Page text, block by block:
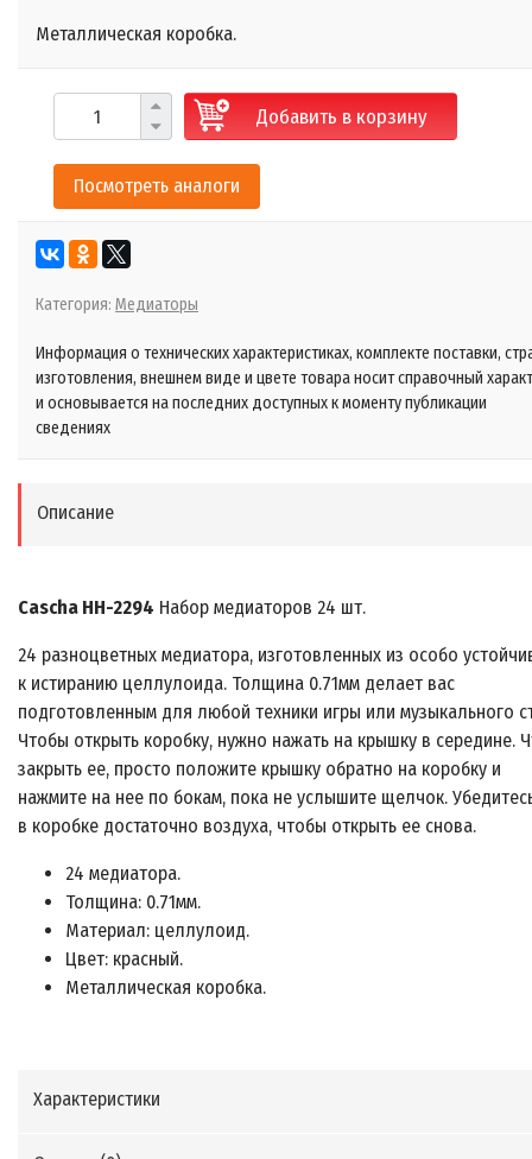
Металлическая коробка.
Добавить в корзину
Посмотреть аналоги
Категория: Медиаторы
Информация о технических характеристиках, комплекте поставки,
изготовления, внешнем виде и цвете товара носит справочный
и основывается на последних доступных к моменту публикации
сведениях
Описание
Cascha HH-2294 Набор медиаторов 24 шт.
24 разноцветных медиатора, изготовленных из особо
к истиранию целлулоида. Толщина 0.71мм делает вас
подготовленным для любой техники игры или музыкального
Чтобы открыть коробку, нужно нажать на крышку в середине.
закрыть ее, просто положите крышку обратно на коробку и
нажмите на нее по бокам, пока не услышите щелчок.
в коробке достаточно воздуха, чтобы открыть ее снова.
24 медиатора.
Толщина: 0.71мм.
Материал: целлулоид.
Цвет: красный.
Металлическая коробка.
Характеристики